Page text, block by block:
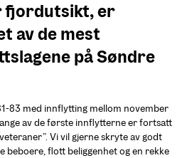
fjordutsikt, er
av de mest
på Søndre
83 med innflytting mellom november
av de første innflytterne er fortsatt
Vi vil gjerne skryte av godt
beboere, flott beliggenhet og en rekke